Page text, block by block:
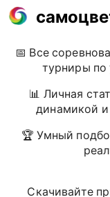
📅 Все
турниры по
📊 Личная
динамикой и
🏆 Умный
Скачивайте